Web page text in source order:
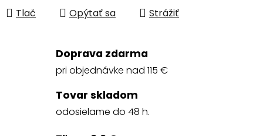
Tlač
Opýtať sa Strážiť
Doprava zdarma
pri objednávke nad 115 €
Tovar skladom
odosielame do 48 h.